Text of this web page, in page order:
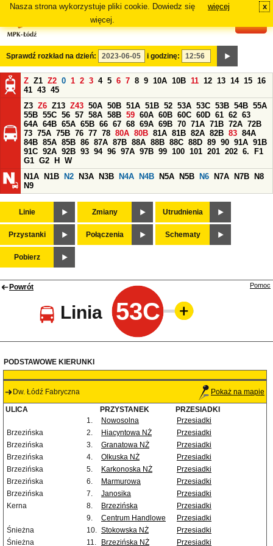
Nasza strona wykorzystuje pliki cookie. Dowiedz się
więcej.
więcej x
Sprawdź rozkład na dzień: i godzinę:
Z Z1 Z2 0 1 2 3 4 5 6 7 8 9 10A 10B 11 12 13 14 15 16
41 43 45
Z3 Z6 Z13 Z43 50A 50B 51A 51B 52 53A 53C 53B 54B 55A
55B 55C 56 57 58A 58B 59 60A 60B 60C 60D 61 62 63
64A 64B 65A 65B 66 67 68 69A 69B 70 71A 71B 72A 72B
73 75A 75B 76 77 78 80A 80B 81A 81B 82A 82B 83 84A
84B 85A 85B 86 87A 87B 88A 88B 88C 88D 89 90 91A 91B
91C 92A 92B 93 94 96 97A 97B 99 100 101 201 202 6.
F1
G1 G2 H
W
N1A
N1B N2 N3A N3B N4A N4B N5A N5B N6 N7A N7B
N8
N9
Linie Zmiany Utrudnienia
Przystanki Połączenia Schematy
Pobierz
Powrót
Linia 53C
Pomoc
PODSTAWOWE KIERUNKI
Dw. Łódź Fabryczna Pokaż na mapie
ULICA PRZYSTANEK
PRZESIADKI
1.
Nowosolna
Przesiadki
Brzezińska
2. Hiacyntowa NŻ
Przesiadki
Brzezińska
3. Granatowa NŻ
Przesiadki
Brzezińska
4. Olkuska NŻ
Przesiadki
Brzezińska
5. Karkonoska NŻ
Przesiadki
Brzezińska
6. Marmurowa
Przesiadki
Brzezińska
7. Janosika
Przesiadki
Kerna
8. Brzezińska
Przesiadki
9.
Centrum Handlowe
Przesiadki
Śnieżna
10. Stokowska NŻ
Przesiadki
Śnieżna
11. Brzezińska NŻ Przesiadki